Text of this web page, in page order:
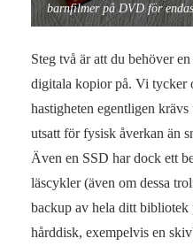
barnfilmer på DVD för
Steg två är att du behöver
digitala kopior på. Vi tycker
hastigheten egentligen
utsatt för fysisk åverkan än
Även en SSD har dock ett
läscykler (även om dessa
backup av hela ditt bibliotek
hårddisk, exempelvis en